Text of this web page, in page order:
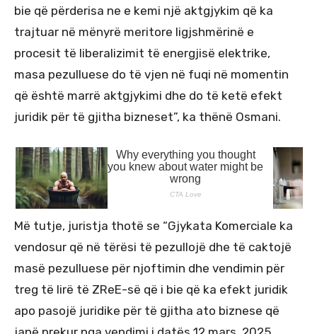
bie që përderisa ne e kemi një aktgjykim që ka
trajtuar në mënyrë meritore ligjshmërinë e
procesit të liberalizimit të energjisë elektrike,
masa pezulluese do të vjen në fuqi në momentin
që është marrë aktgjykimi dhe do të ketë efekt
juridik për të gjitha bizneset”, ka thënë Osmani.
Më tutje, juristja thotë se “Gjykata Komerciale ka
vendosur që në tërësi të pezullojë dhe të caktojë
masë pezulluese për njoftimin dhe vendimin për
treg të lirë të ZReE-së që i bie që ka efekt juridik
apo pasojë juridike për të gjitha ato biznese që